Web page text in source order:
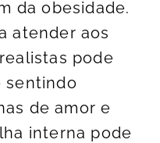
da obesidade.
atender aos
pode
sentindo
de amor e
interna pode